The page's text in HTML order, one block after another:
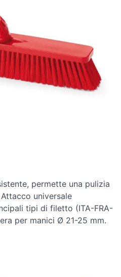
permette una pulizia
universale
tipi di filetto (ITA-FRA-
per manici Ø 21-25 mm.